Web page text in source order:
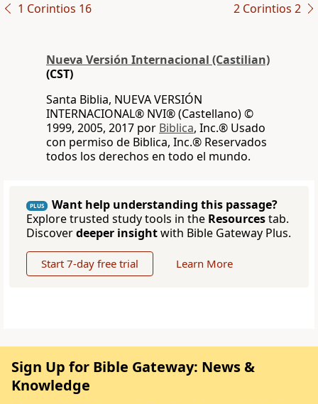
1 Corintios 16 2 Corintios 2
Nueva Versión Internacional (Castilian)
(CST)
Santa Biblia, NUEVA VERSIÓN
INTERNACIONAL® NVI® (Castellano) ©
1999, 2005, 2017 por Biblica, Inc.® Usado
con permiso de Biblica, Inc.® Reservados
todos los derechos en todo el mundo.
PLUS
Want help understanding this passage?
Explore trusted study tools in the Resourcestab.
Discoverdeeper insightwith Bible Gateway Plus.
Start 7-day free trial Learn More
Sign Up for Bible Gateway: News &
Knowledge